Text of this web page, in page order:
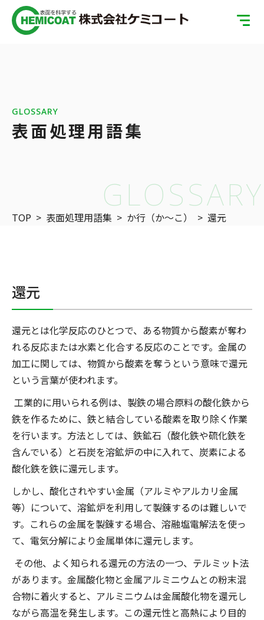
ISOへの取り組み
表面処理の基礎知識
お問い合わせ
GLOSSARY
GLOSSARY
表面処理用語集
TOP > 表面処理用語集 > か行（か〜こ） > 還元
還元
還元とは化学反応のひとつで、ある物質から酸素が奪わ
れる反応または水素と化合する反応のことです。金属の
加工に関しては、物質から酸素を奪うという意味で還元
という言葉が使われます。
工業的に用いられる例は、製鉄の場合原料の酸化鉄から
鉄を作るために、鉄と結合している酸素を取り除く作業
を行います。方法としては、鉄鉱石（酸化鉄や硫化鉄を
含んでいる）と石炭を溶鉱炉の中に入れて、炭素による
酸化鉄を鉄に還元します。
しかし、酸化されやすい金属（アルミやアルカリ金属
等）について、溶鉱炉を利用して製錬するのは難しいで
す。これらの金属を製錬する場合、溶融塩電解法を使っ
て、電気分解により金属単体に還元します。
その他、よく知られる還元の方法の一つ、テルミット法
があります。金属酸化物と金属アルミニウムとの粉末混
合物に着火すると、アルミニウムは金属酸化物を還元し
ながら高温を発生します。この還元性と高熱により目的